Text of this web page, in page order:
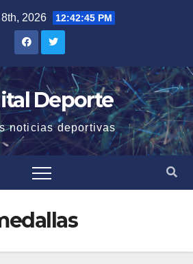
2026 12:42:46 PM
Deporte
noticias deportivas